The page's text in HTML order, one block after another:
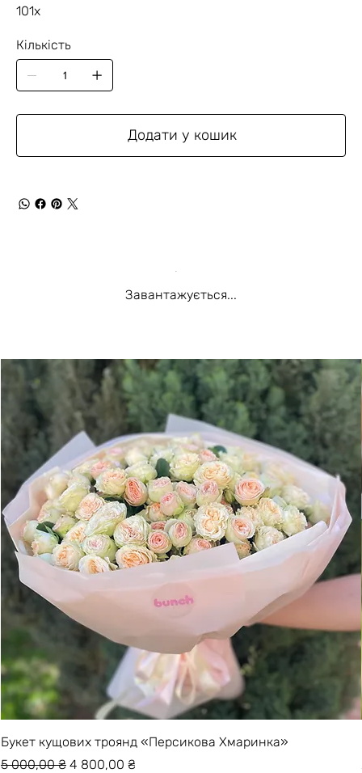
101x
Кількість
Додати у кошик
Завантажується...
Букет кущових троянд «Персикова Хмаринка»
Звичайна ціна
5 000,00 ₴ За розпродажем
4 800,00 ₴